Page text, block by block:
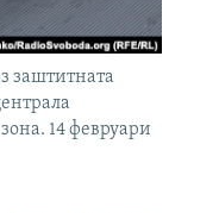
заштитната
14 февруари